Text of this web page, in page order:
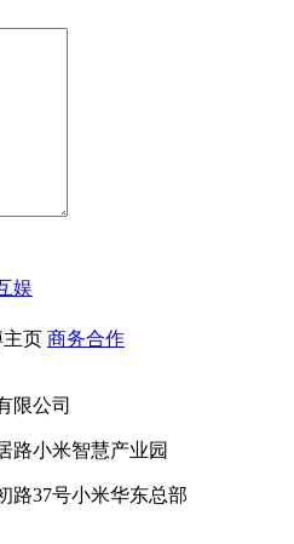
娱
页 商务合作
限公司
路小米智慧产业园
路37号小米华东总部